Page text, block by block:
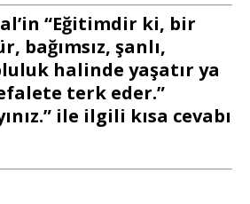
“Eğitimdir ki, bir
bağımsız, şanlı,
halinde yaşatır ya
terk eder.”
ile ilgili kısa cevabı